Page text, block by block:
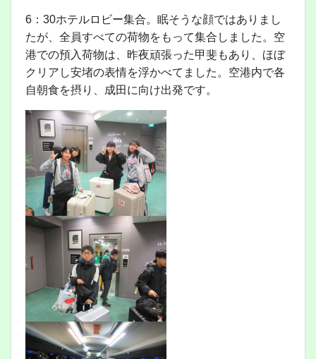
6：30ホテルロビー集合。眠そうな顔ではありまし
たが、全員すべての荷物をもって集合しました。空
港での預入荷物は、昨夜頑張った甲斐もあり、ほぼ
クリアし安堵の表情を浮かべてました。空港内で各
自朝食を摂り、成田に向け出発です。